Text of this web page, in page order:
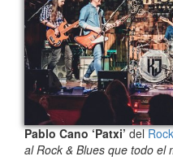
Pablo Cano ‘Patxi’del
al Rock & Blues que todo el